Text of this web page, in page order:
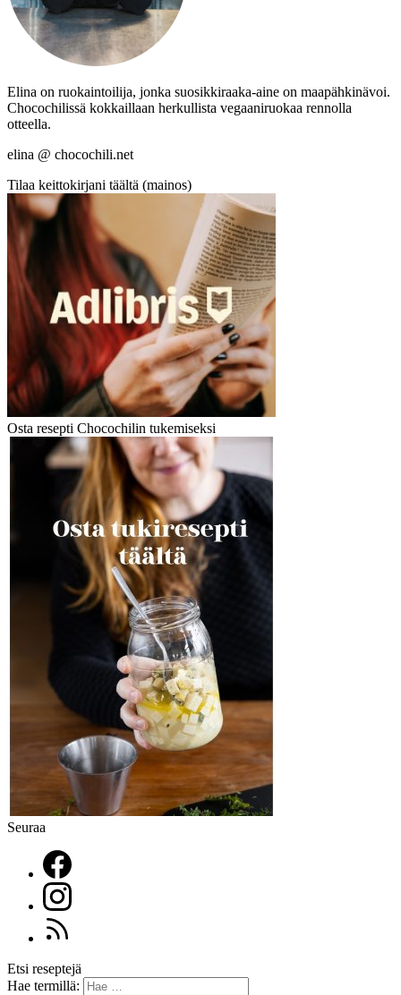
Elina on ruokaintoilija, jonka suosikkiraaka-aine on maapähkinävoi.
Chocochilissä kokkaillaan herkullista vegaaniruokaa rennolla
otteella.
elina @ chocochili.net
Tilaa keittokirjani täältä (mainos)
Osta resepti Chocochilin tukemiseksi
Seuraa
Etsi reseptejä
Hae termillä: